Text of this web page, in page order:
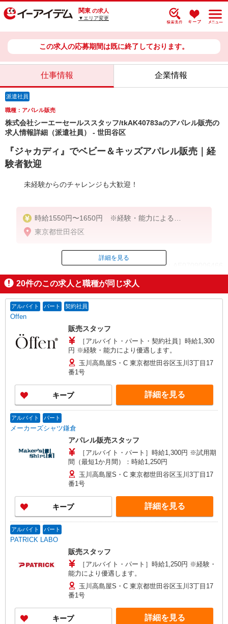
関東 の求人
▼エリア変更
この求人の応募期間は既に終了しております。
仕事情報 企業情報
派遣社員
職種：アパレル販売
株式会社シーエーセールススタッフ/tkAK40783aのアパレル販売の
求人情報詳細（派遣社員） - 世田谷区
『ジャカディ』でベビー＆キッズアパレル販売｜経
験者歓迎
未経験からのチャレンジも大歓迎！
時給1550円〜1650円 ※経験・能力による
上記給与＋時間外勤務手当＋交通費支給◎
東京都世田谷区
ID：AE0709006466
掲載期間終了
詳細を見る
20件のこの求人と職種が同じ求人
アルバイト パート 契約社員
Offen
販売スタッフ
［アルバイト・パート・契約社員］時給1,300
円 ※経験・能力により優遇します。
玉川高島屋S・C 東京都世田谷区玉川3丁目17
番1号
キープ 詳細を見る
アルバイト パート
メーカーズシャツ鎌倉
アパレル販売スタッフ
［アルバイト・パート］時給1,300円 ※試用期
間（最短1か月間）：時給1,250円
玉川高島屋S・C 東京都世田谷区玉川3丁目17
番1号
キープ 詳細を見る
アルバイト パート
PATRICK LABO
販売スタッフ
［アルバイト・パート］時給1,250円 ※経験・
能力により優遇します。
玉川高島屋S・C 東京都世田谷区玉川3丁目17
番1号
キープ 詳細を見る